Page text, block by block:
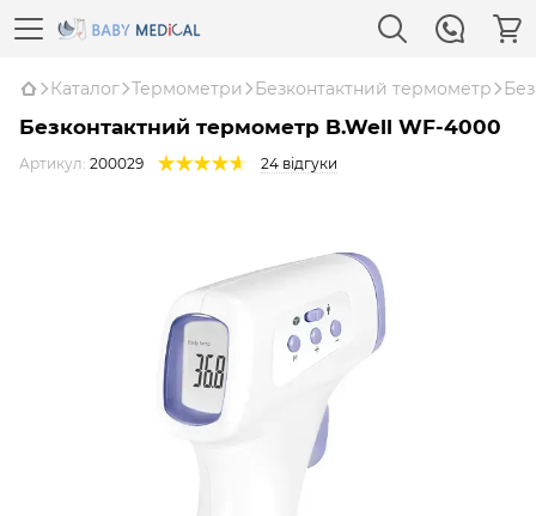
Каталог Термометри Безконтактний термометр
Безконтактний термометр B.Well WF-4000
Артикул: 200029 24 відгуки